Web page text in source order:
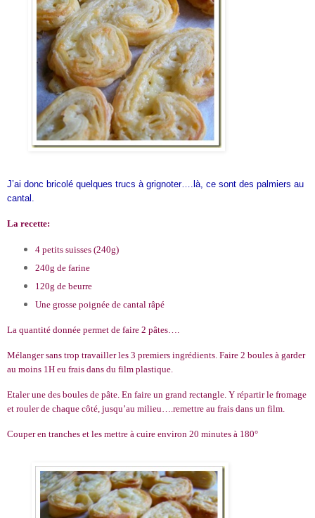
J’ai donc bricolé quelques trucs à grignoter….là, ce sont des palmiers au
cantal.
La recette:
4 petits suisses (240g)
240g de farine
120g de beurre
Une grosse poignée de cantal râpé
La quantité donnée permet de faire 2 pâtes….
Mélanger sans trop travailler les 3 premiers ingrédients. Faire 2 boules à garder
au moins 1H eu frais dans du film plastique.
Etaler une des boules de pâte. En faire un grand rectangle. Y répartir le fromage
et rouler de chaque côté, jusqu’au milieu….remettre au frais dans un film.
Couper en tranches et les mettre à cuire environ 20 minutes à 180°